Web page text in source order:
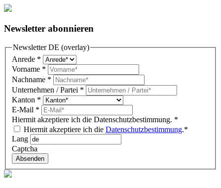
Newsletter abonnieren
Newsletter DE (overlay)
Anrede *
Vorname *
Nachname *
Unternehmen / Partei *
Kanton *
E-Mail *
Hiermit akzeptiere ich die Datenschutzbestimmung. *
Hiermit akzeptiere ich die Datenschutzbestimmung.*
Lang
Captcha
Absenden